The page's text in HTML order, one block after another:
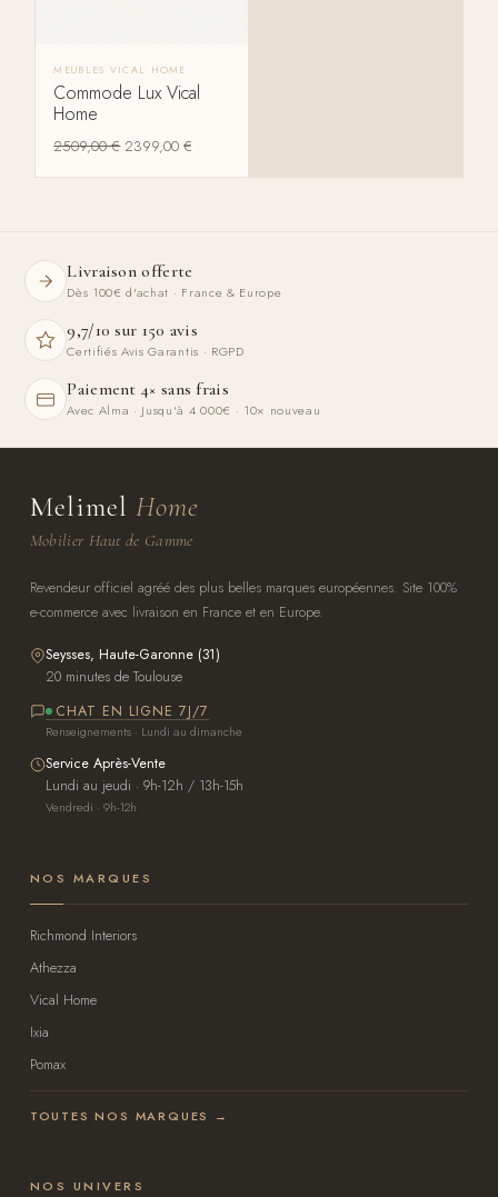
MEUBLES VICAL HOME
Commode Lux Vical
Home
2509,00€ 2399,00€
Livraison offerte
Dès 100€ d'achat · France & Europe
9,7/10 sur 150 avis
Certifiés Avis Garantis · RGPD
Paiement 4× sans frais
Avec Alma · Jusqu'à 4 000€ · 10× nouveau
Melimel Home
Mobilier Haut de Gamme
Revendeur officiel agréé des plus belles marques européennes. Site 100%
e-commerce avec livraison en France et en Europe.
Seysses, Haute-Garonne (31)
20 minutes de Toulouse
CHAT EN LIGNE 7J/7
Renseignements · Lundi au dimanche
Service Après-Vente
Lundi au jeudi · 9h-12h / 13h-15h
Vendredi · 9h-12h
NOS MARQUES
Richmond Interiors
Athezza
Vical Home
Ixia
Pomax
TOUTES NOS MARQUES →
NOS UNIVERS